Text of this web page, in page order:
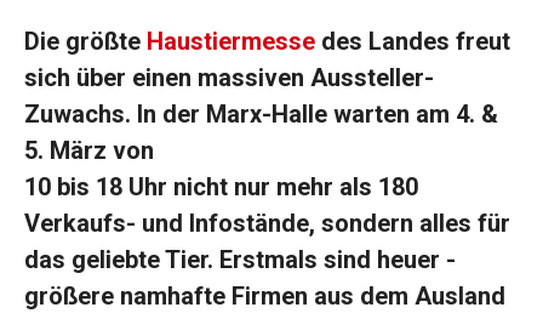
Die größte Haustiermesse des Landes freut
sich über einen massiven Aussteller-
Zuwachs. In der Marx-Halle warten am 4. &
5. März von
10 bis 18 Uhr nicht nur mehr als 180
Verkaufs- und Infostände, sondern alles für
das ­geliebte Tier. Erstmals sind heuer ­
größere namhafte Firmen aus dem ­Ausland